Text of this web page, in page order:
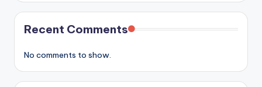
Recent Comments
No comments to show.